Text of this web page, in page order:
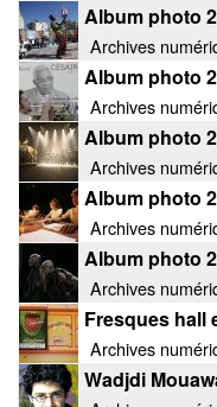
Équipe
le Pole Francophone à
Missions
Album photo
Archives
Album photo
Archives
Album photo
Archives
Album photo
Archives
Album photo
Archives
Fresques hall
Archives
Wadjdi